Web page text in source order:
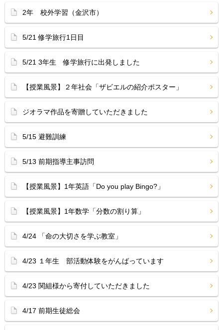
2年 校外学習（金沢市）
5/21 修学旅行1日目
5/21 3年生 修学旅行に出発しました
【授業風景】２年社会「ザビエルの紹介ポスター」
ジオラマ作品を寄贈していただきました
5/15 避難訓練
5/13 前期指導主事訪問
【授業風景】1年英語「Do you play Bingo?」
【授業風景】1年数学「分数の割り算」
4/24 「命の大切さを学ぶ教室」
4/23 １年生 部活動体験をがんばっています
4/23 関組様から寄付していただきました
4/17 前期生徒総会